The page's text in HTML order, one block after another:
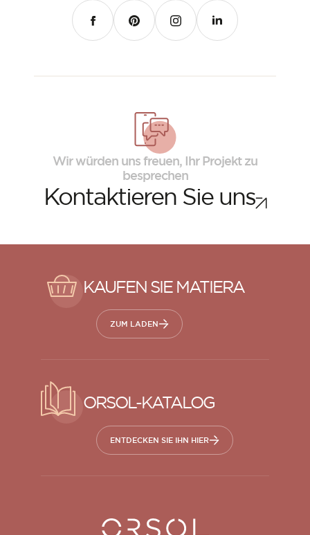
FACEBOOKPINTERESTINSTAGRAMLINKEDIN
Wir würden uns freuen, Ihr Projekt zu
besprechen
Kontaktieren Sie uns
KAUFEN SIE MATIERA
ZUM LADEN
ORSOL-KATALOG
ENTDECKEN SIE IHN HIER
Orsol S.A.